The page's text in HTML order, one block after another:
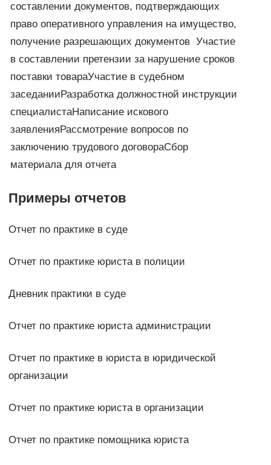
составлении документов, подтверждающих
право оперативного управления на имущество,
получение разрешающих документов Участие
в составлении претензии за нарушение сроков
поставки товараУчастие в судебном
заседанииРазработка должностной инструкции
специалистаНаписание искового
заявленияРассмотрение вопросов по
заключению трудового договораСбор
материала для отчета
Примеры отчетов
Отчет по практике в суде
Отчет по практике юриста в полиции
Дневник практики в суде
Отчет по практике юриста администрации
Отчет по практике в юриста в юридической
организации
Отчет по практике юриста в организации
Отчет по практике помощника юриста